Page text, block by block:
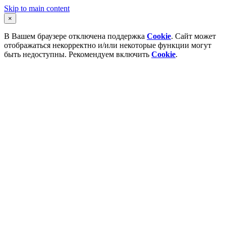
Skip to main content
×
В Вашем браузере отключена поддержка Cookie. Сайт может
отображаться некорректно и/или некоторые функции могут
быть недоступны. Рекомендуем включить Cookie.